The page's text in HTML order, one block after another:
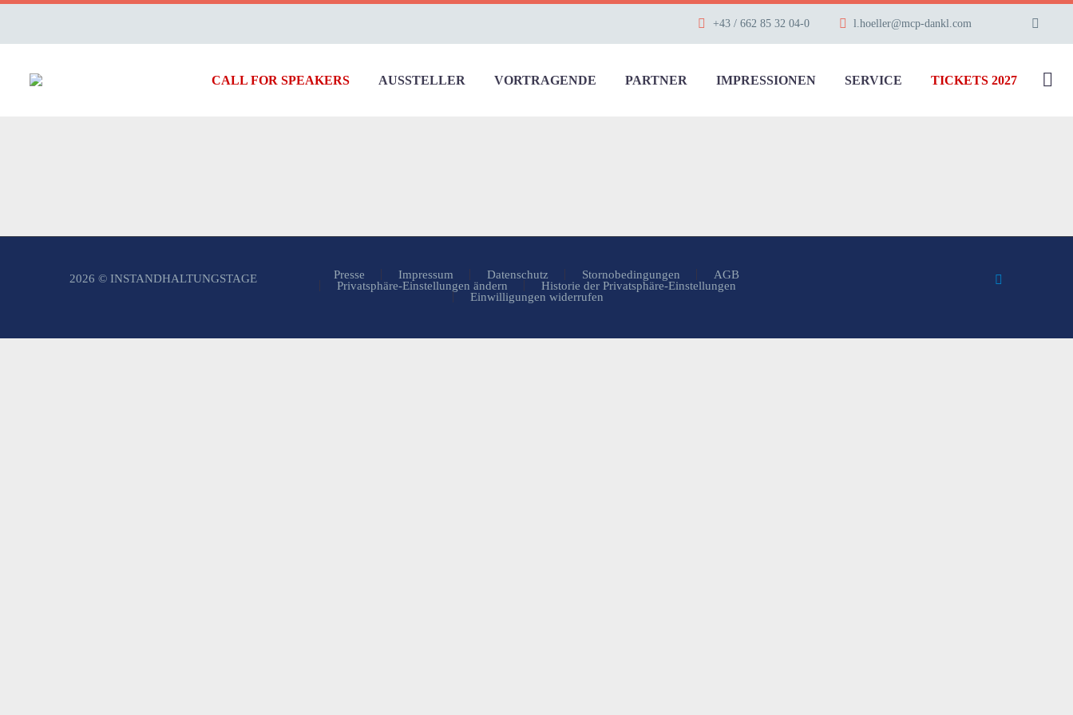
+43 / 662 85 32 04-0 l.hoeller@mcp-dankl.com
CALL FOR SPEAKERS AUSSTELLER VORTRAGENDE PARTNER IMPRESSIONEN SERVICE TICKETS 2027
Presse Impressum Datenschutz Stornobedingungen
AGB
Privatsphäre-Einstellungen ändern
Historie der Privatsphäre-Einstellungen
Einwilligungen widerrufen
2026 © INSTANDHALTUNGSTAGE